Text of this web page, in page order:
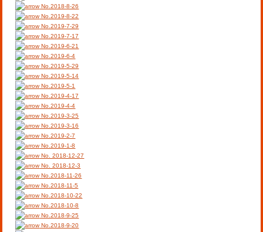
No.2018-8-26
No.2019-8-22
No.2019-7-29
No.2019-7-17
No.2019-6-21
No.2019-6-4
No.2019-5-29
No.2019-5-14
No.2019-5-1
No.2019-4-17
No.2019-4-4
No.2019-3-25
No.2019-3-16
No.2019-2-7
No.2019-1-8
No. 2018-12-27
No. 2018-12-3
No.2018-11-26
No.2018-11-5
No.2018-10-22
No.2018-10-8
No.2018-9-25
No.2018-9-20